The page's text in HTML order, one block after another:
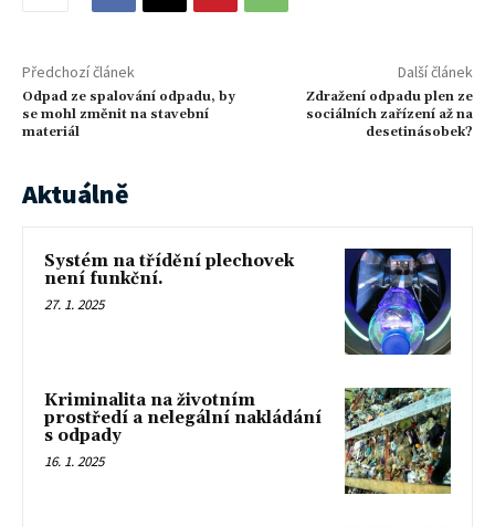
Předchozí článek
Odpad ze spalování odpadu, by
se mohl změnit na stavební
materiál
Další článek
Zdražení odpadu plen ze
sociálních zařízení až na
desetinásobek?
Aktuálně
Systém na třídění plechovek
není funkční.
27. 1. 2025
Kriminalita na životním
prostředí a nelegální nakládání
s odpady
16. 1. 2025